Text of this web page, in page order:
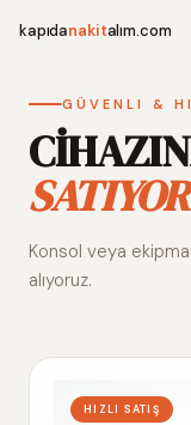
kapıdanakitalım.com
GÜVENLI &
Konsol veya
alıyoruz.
HIZLI SATIŞ